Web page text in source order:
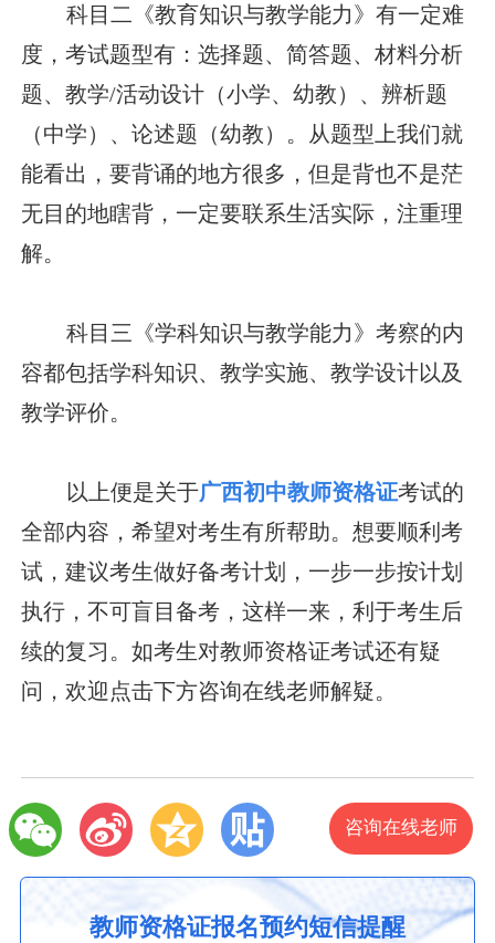
科目二《教育知识与教学能力》有一定难
度，考试题型有：选择题、简答题、材料分析
题、教学/活动设计（小学、幼教）、辨析题
（中学）、论述题（幼教）。从题型上我们就
能看出，要背诵的地方很多，但是背也不是茫
无目的地瞎背，一定要联系生活实际，注重理
解。
科目三《学科知识与教学能力》考察的内
容都包括学科知识、教学实施、教学设计以及
教学评价。
以上便是关于广西初中教师资格证考试的
全部内容，希望对考生有所帮助。想要顺利考
试，建议考生做好备考计划，一步一步按计划
执行，不可盲目备考，这样一来，利于考生后
续的复习。如考生对教师资格证考试还有疑
问，欢迎点击下方咨询在线老师解疑。
咨询在线老师
教师资格证报名预约短信提醒